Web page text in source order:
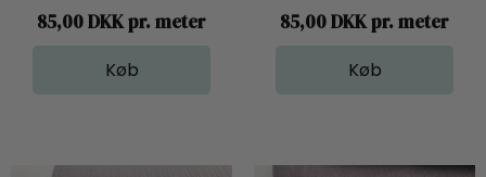
85,00 DKK pr. meter 85,00 DKK pr. meter